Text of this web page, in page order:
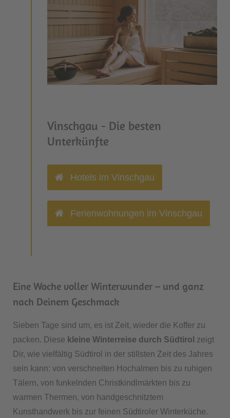
Vinschgau - Die besten
Unterkünfte
Hotels im Vinschgau
Ferienwohnungen im Vinschgau
Eine Woche voller Winterwunder – und ganz
nach Deinem Geschmack
Sieben Tage sind um, es ist Zeit, wieder die Koffer zu
packen. Diese kleine Winterreise durch Südtirol zeigt
Dir, wie vielfältig Südtirol in der stillsten Zeit des Jahres
sein kann: von verschneiten Hochalmen bis zu ruhigen
Tälern, von funkelnden Christkindlmärkten bis zu
warmen Thermen, von handgeschnitztem
Kunsthandwerk bis zur feinen Südtiroler Winterküche.